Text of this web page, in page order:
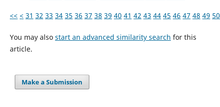
<< < 31 32 33 34 35 36 37 38 39 40 41 42 43 44 45 46 47 48 49 50
You may also start an advanced similarity search for this
article.
Make a Submission